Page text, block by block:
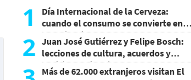
1
Día Internacional de la Cerveza:
cuando el consumo se convierte en
experiencia
2 Juan José Gutiérrez y Felipe Bosch:
lecciones de cultura, acuerdos y
decisiones sin miedo
Más de 62.000 extranjeros visitan El